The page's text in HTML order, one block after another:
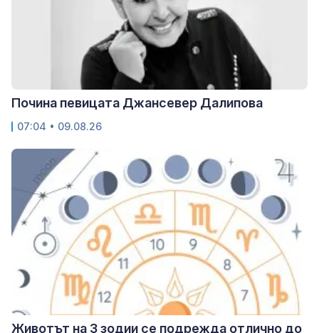
Почина певицата Джансевер Далипова
07:04 • 09.08.26
Животът на 3 зодии се подрежда отлично до